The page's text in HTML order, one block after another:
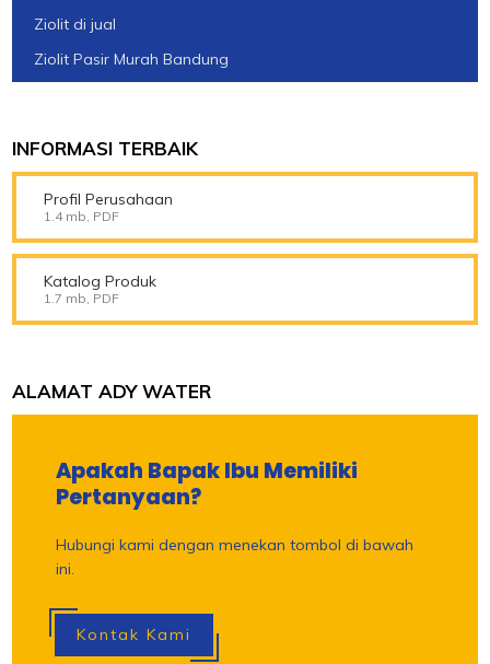
Ziolit di jual
Ziolit Pasir Murah Bandung
INFORMASI TERBAIK
Profil Perusahaan
1.4 mb, PDF
Katalog Produk
1.7 mb, PDF
ALAMAT ADY WATER
Apakah Bapak Ibu Memiliki
Pertanyaan?
Hubungi kami dengan menekan tombol di bawah
ini.
Kontak Kami